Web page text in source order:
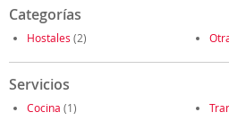
Categorías
Hostales (2)
Servicios
Cocina (1)